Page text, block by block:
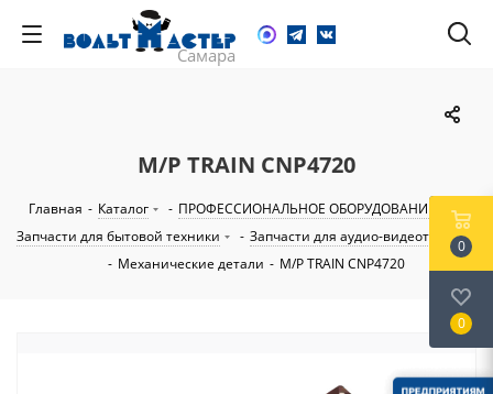
M/P TRAIN CNP4720
Главная - Каталог - ПРОФЕССИОНАЛЬНОЕ ОБОРУДОВАНИЕ
-
Запчасти для бытовой техники
- Запчасти для аудио-видеотехники
- Механические детали - M/P TRAIN CNP4720
0
0